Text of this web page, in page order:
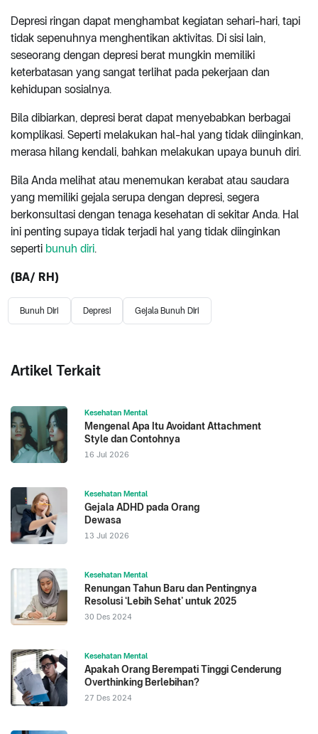
Depresi ringan dapat menghambat kegiatan sehari-hari, tapi
tidak sepenuhnya menghentikan aktivitas. Di sisi lain,
seseorang dengan depresi berat mungkin memiliki
keterbatasan yang sangat terlihat pada pekerjaan dan
kehidupan sosialnya.
Bila dibiarkan, depresi berat dapat menyebabkan berbagai
komplikasi. Seperti melakukan hal-hal yang tidak diinginkan,
merasa hilang kendali, bahkan melakukan upaya bunuh diri.
Bila Anda melihat atau menemukan kerabat atau saudara
yang memiliki gejala serupa dengan depresi, segera
berkonsultasi dengan tenaga kesehatan di sekitar Anda. Hal
ini penting supaya tidak terjadi hal yang tidak diinginkan
seperti bunuh diri.
(BA/ RH)
Bunuh Diri Depresi Gejala Bunuh Diri
Artikel Terkait
Kesehatan Mental
Mengenal Apa Itu Avoidant Attachment
Style dan Contohnya
16 Jul 2026
Kesehatan Mental
Gejala ADHD pada Orang
Dewasa
13 Jul 2026
Kesehatan Mental
Renungan Tahun Baru dan Pentingnya
Resolusi ‘Lebih Sehat’ untuk 2025
30 Des 2024
Kesehatan Mental
Apakah Orang Berempati Tinggi Cenderung
Overthinking Berlebihan?
27 Des 2024